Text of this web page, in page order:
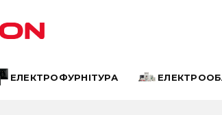
ЕЛЕКТРОФУРНІТУРА